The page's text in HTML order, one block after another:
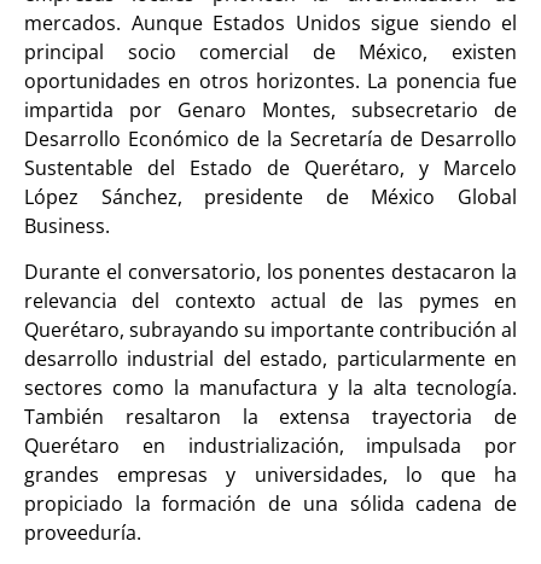
mercados. Aunque Estados Unidos sigue siendo el
principal socio comercial de México, existen
oportunidades en otros horizontes. La ponencia fue
impartida por Genaro Montes, subsecretario de
Desarrollo Económico de la Secretaría de Desarrollo
Sustentable del Estado de Querétaro, y Marcelo
López Sánchez, presidente de México Global
Business.
Durante el conversatorio, los ponentes destacaron la
relevancia del contexto actual de las pymes en
Querétaro, subrayando su importante contribución al
desarrollo industrial del estado, particularmente en
sectores como la manufactura y la alta tecnología.
También resaltaron la extensa trayectoria de
Querétaro en industrialización, impulsada por
grandes empresas y universidades, lo que ha
propiciado la formación de una sólida cadena de
proveeduría.